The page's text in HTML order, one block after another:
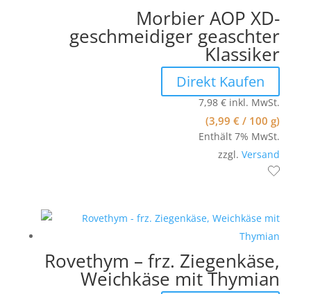
Morbier AOP XD-
geschmeidiger geaschter
Klassiker
Direkt Kaufen
7,98€ inkl. MwSt.
(3,99€ / 100 g)
Enthält 7% MwSt.
zzgl.Versand
Rovethym – frz. Ziegenkäse,
Weichkäse mit Thymian